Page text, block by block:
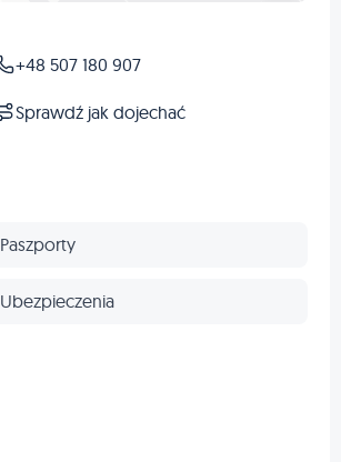
+48 507 180 907
Sprawdź jak dojechać
Paszporty
Ubezpieczenia